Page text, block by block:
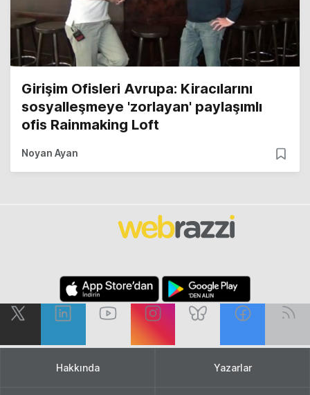
Girişim Ofisleri Avrupa: Kiracılarını
sosyalleşmeye 'zorlayan' paylaşımlı
ofis Rainmaking Loft
Noyan Ayan
Hakkında Yazarlar